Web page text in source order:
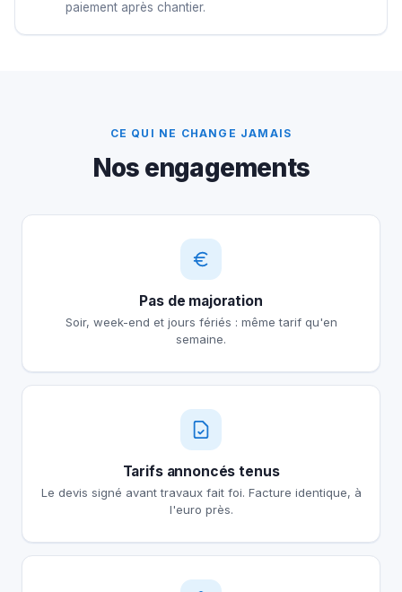
paiement après chantier.
CE QUI NE CHANGE JAMAIS
Nos engagements
Pas de majoration
Soir, week-end et jours fériés : même tarif qu'en
semaine.
Tarifs annoncés tenus
Le devis signé avant travaux fait foi. Facture identique, à
l'euro près.